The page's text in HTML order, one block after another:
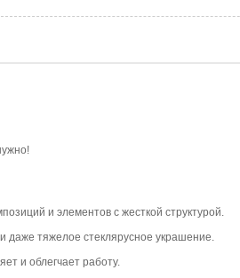
и элементов с жесткой структурой.
даже тяжелое стеклярусное украшение.
и облегчает работу.